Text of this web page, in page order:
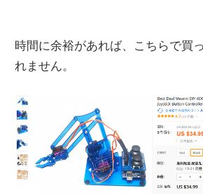
時間に余裕があれば、こちらで買
れません。